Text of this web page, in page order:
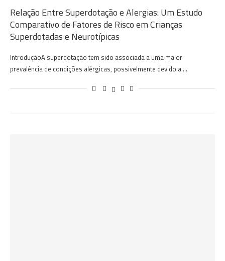
Relação Entre Superdotação e Alergias: Um Estudo
Comparativo de Fatores de Risco em Crianças
Superdotadas e Neurotípicas
IntroduçãoA superdotação tem sido associada a uma maior
prevalência de condições alérgicas, possivelmente devido a …